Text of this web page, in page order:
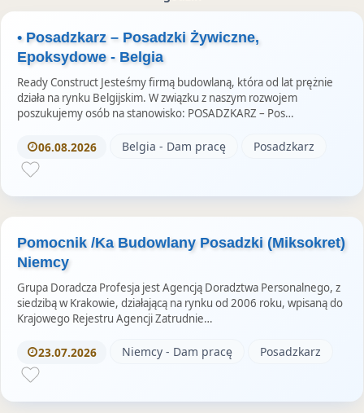
o
u
z
e
m
S
o
r
i
e
• Posadzkarz – Posadzki Żywiczne,
Epoksydowe - Belgia
Ready Construct Jesteśmy firmą budowlaną, która od lat prężnie
działa na rynku Belgijskim. W związku z naszym rozwojem
poszukujemy osób na stanowisko: POSADZKARZ – Pos…
06.08.2026 Belgia - Dam pracę Posadzkarz
Pomocnik /Ka Budowlany Posadzki (Miksokret)
Niemcy
Grupa Doradcza Profesja jest Agencją Doradztwa Personalnego, z
siedzibą w Krakowie, działającą na rynku od 2006 roku, wpisaną do
Krajowego Rejestru Agencji Zatrudnie…
23.07.2026 Niemcy - Dam pracę Posadzkarz